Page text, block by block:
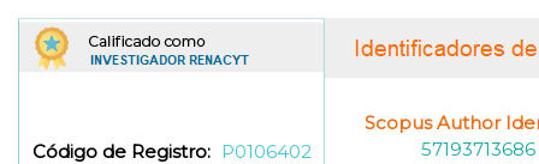
Código de Registro: P0106402
Scopus Author
57193713686